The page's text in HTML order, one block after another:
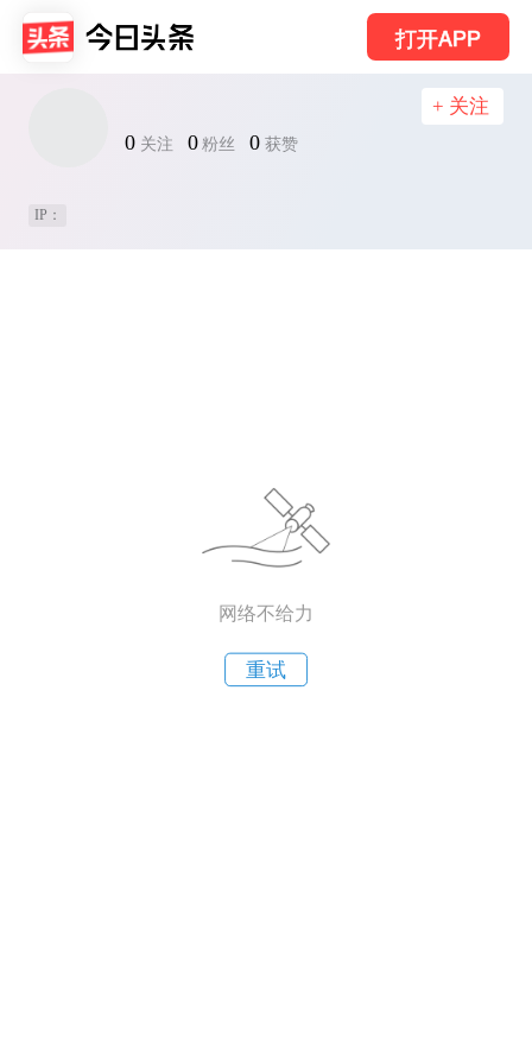
打开APP
0 关注 0 粉丝 0 获赞
+ 关注
IP：
网络不给力
重试